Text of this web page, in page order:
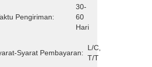
Pengiriman:
30-
60
Hari
Syarat Pembayaran:
L/C,
T/T